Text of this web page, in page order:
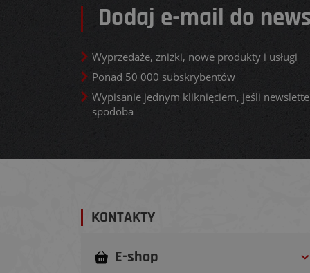
Dodaj e-mail do
Wyprzedaże, zniżki, nowe produkty i usługi
Ponad 50 000 subskrybentów
Wypisanie jednym kliknięciem, jeśli
spodoba
KONTAKTY
E-shop